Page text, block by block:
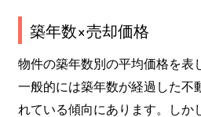
築年数×売却価格
物件の築年数別の平均価格を表
一般的には築年数が経過した不
れている傾向にあります。しか